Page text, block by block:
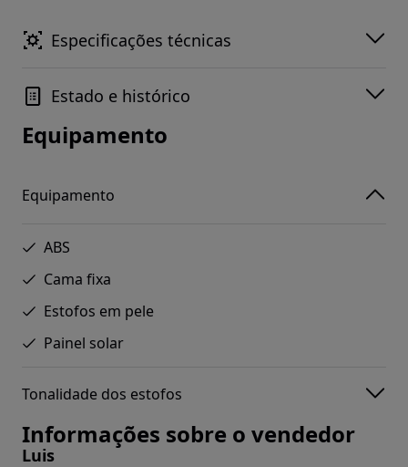
Especificações técnicas
Estado e histórico
Equipamento
Equipamento
ABS
Cama fixa
Estofos em pele
Painel solar
Tonalidade dos estofos
Informações sobre o vendedor
Luis